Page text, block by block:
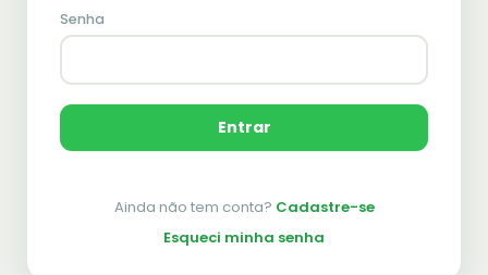
Senha
Entrar
Ainda não tem conta? Cadastre-se
Esqueci minha senha